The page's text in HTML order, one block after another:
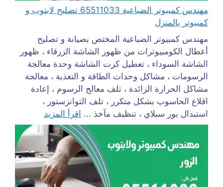
مهندس كمبيوتر الضباعية 65511033 تصليح لابتوب و
كمبيوتر بالمنزل
مهندس كمبيوتر الضباعية المختص بصيانة و تصليح
أعطال الكومبيوترات من ظهور الشاشة الزرقاء ، ظهور
الشاشة السوداء ، تعطيل كرت الشاشة وحدة معالجة
الرسومات ، مشاكل وحدات الطاقة و التغذية ، معالجة
مشاكل الحرارة الزائدة ، تلف معالج الرسوم ، إعادة
اقلاع الحاسوب بشكل متكرر ، تلف التوانزستور ،
استبدال بور سبلاي ، تنظيف مآخذ ... اقرأ المزيد